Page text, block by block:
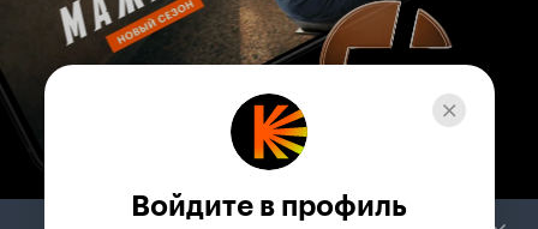
Войдите в профиль